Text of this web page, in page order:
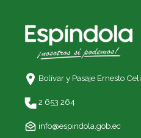
Bolívar y Pasaje Ernesto
2 653 264
info@espindola.gob.ec